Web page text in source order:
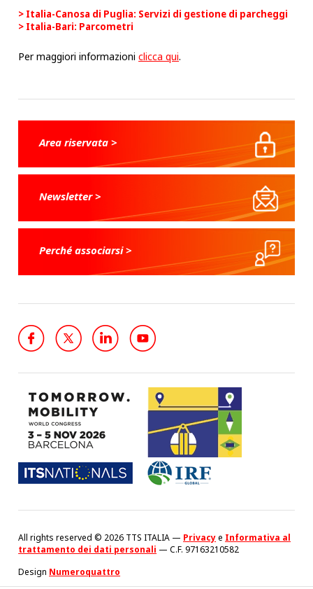
Italia-Canosa di Puglia: Servizi di gestione di parcheggi
Italia-Bari: Parcometri
Per maggiori informazioniclicca qui.
Area riservata >
Newsletter >
Perché associarsi >
All rights reserved © 2026 TTS ITALIA — Privacye Informativa al
trattamento dei dati personali — C.F. 97163210582
Design Numeroquattro